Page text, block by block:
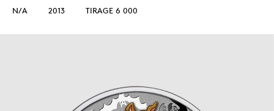
N/A 2013 TIRAGE 6 000